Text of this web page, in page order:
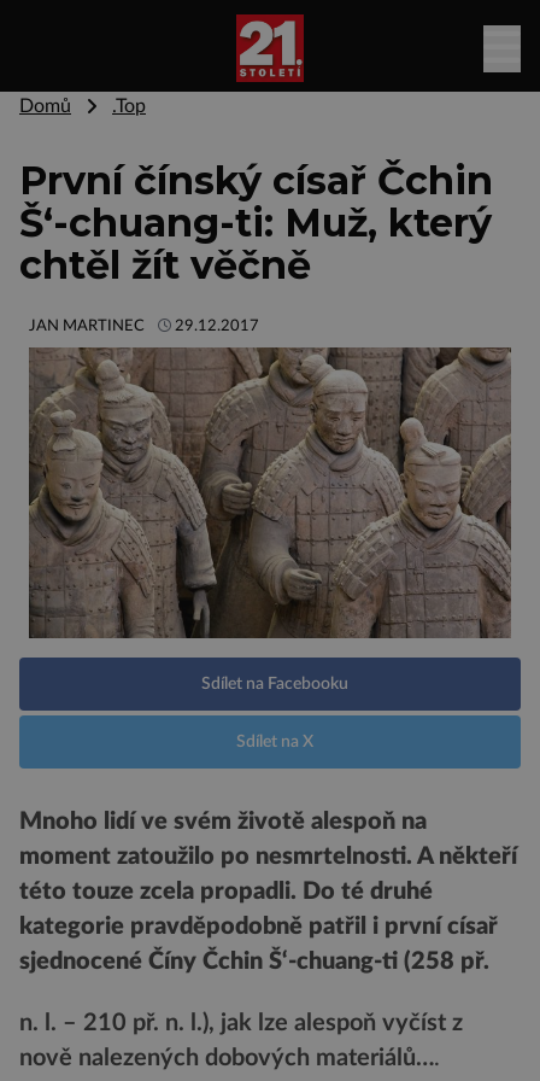
Domů .Top
První čínský císař Čchin
Š‘-chuang-ti: Muž, který
chtěl žít věčně
JAN MARTINEC 29.12.2017
Sdílet na Facebooku
Sdílet na X
Mnoho lidí ve svém životě alespoň na
moment zatoužilo po nesmrtelnosti. A někteří
této touze zcela propadli. Do té druhé
kategorie pravděpodobně patřil i první císař
sjednocené Číny Čchin Š‘-chuang-ti (258 př.
n. l. – 210 př. n. l.), jak lze alespoň vyčíst z
nově nalezených dobových materiálů….